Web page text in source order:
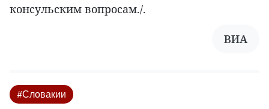
консульским вопросам./.
ВИА
#Словакии